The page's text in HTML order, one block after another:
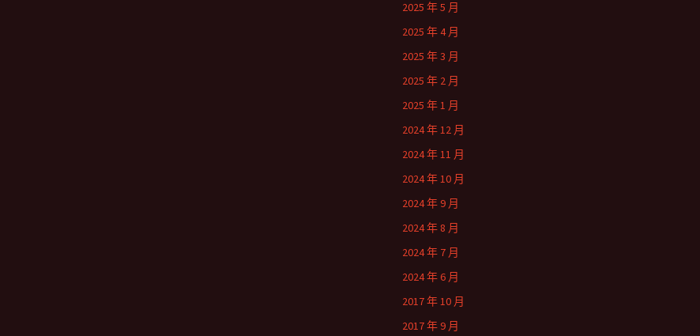
2025 年 5 月
2025 年 4 月
2025 年 3 月
2025 年 2 月
2025 年 1 月
2024 年 12 月
2024 年 11 月
2024 年 10 月
2024 年 9 月
2024 年 8 月
2024 年 7 月
2024 年 6 月
2017 年 10 月
2017 年 9 月